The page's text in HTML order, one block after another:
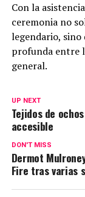
Con la
ceremonia no
legendario,
profunda entre
general.
UP NEXT
Tejidos de
accesible
DON'T MISS
Dermot
Fire tras varias